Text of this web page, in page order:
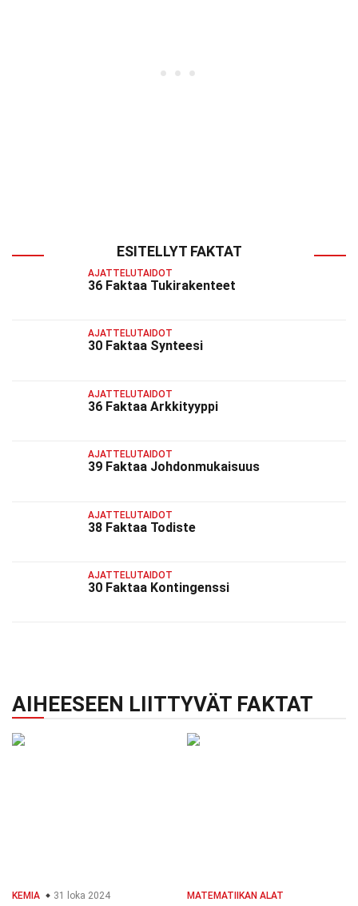
ESITELLYT FAKTAT
AJATTELUTAIDOT
36 Faktaa Tukirakenteet
AJATTELUTAIDOT
30 Faktaa Synteesi
AJATTELUTAIDOT
36 Faktaa Arkkityyppi
AJATTELUTAIDOT
39 Faktaa Johdonmukaisuus
AJATTELUTAIDOT
38 Faktaa Todiste
AJATTELUTAIDOT
30 Faktaa Kontingenssi
AIHEESEEN LIITTYVÄT FAKTAT
KEMIA 31 loka 2024
MATEMATIIKAN ALAT